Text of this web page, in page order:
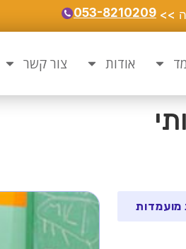
>>
053-8210209
אודות צור קשר